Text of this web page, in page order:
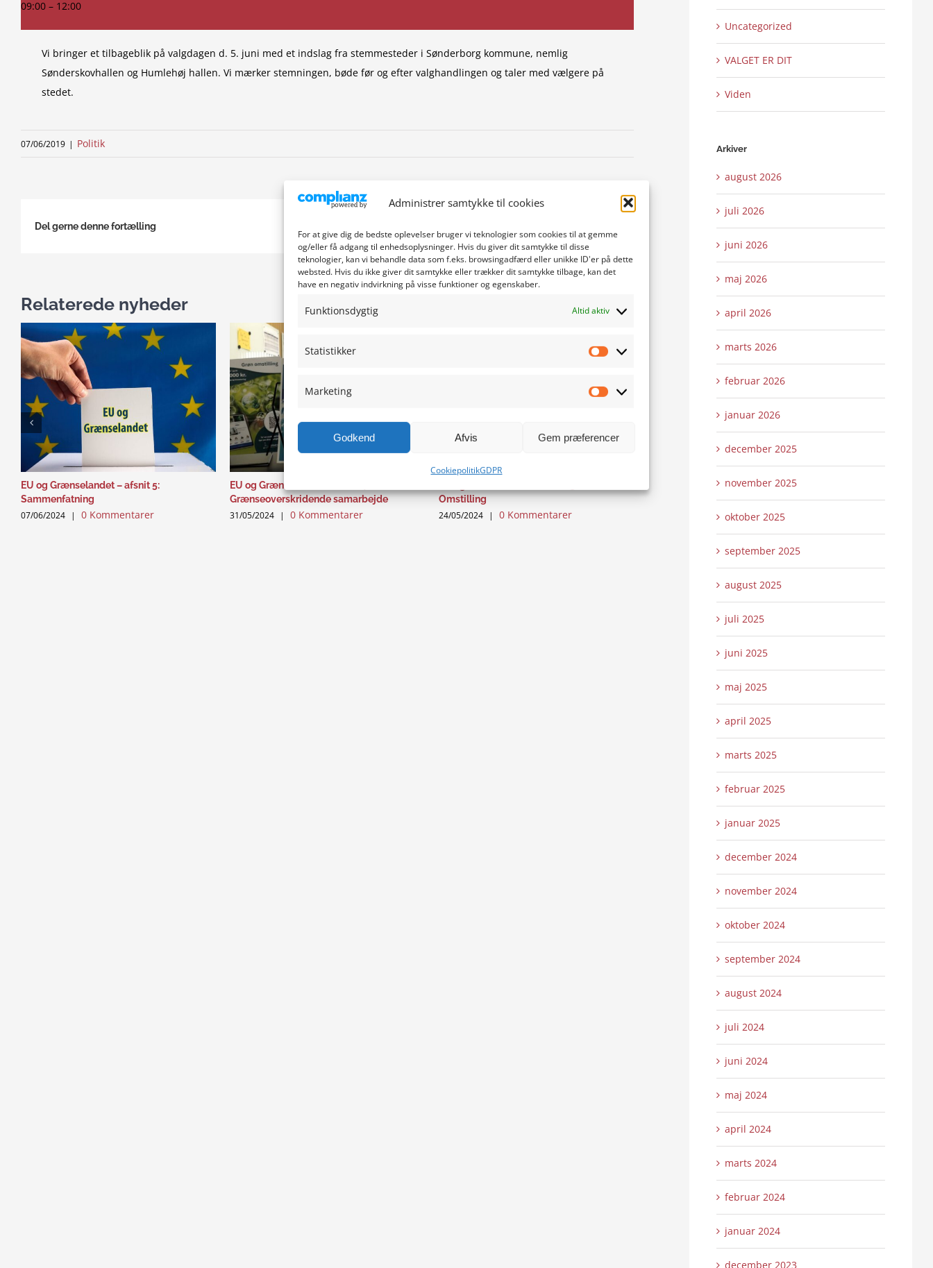
Administrer samtykke til cookies
For at give dig de bedste oplevelser bruger vi teknologier som cookies til at gemme
og/eller få adgang til enhedsoplysninger. Hvis du giver dit samtykke til disse
teknologier, kan vi behandle data som f.eks. browsingadfærd eller unikke ID'er på dette
websted. Hvis du ikke giver dit samtykke eller trækker dit samtykke tilbage, kan det
have en negativ indvirkning på visse funktioner og egenskaber.
Funktionsdygtig Altid aktiv
Statistikker
Marketing
Godkend Afvis Gem præferencer
CookiepolitikGDPR
09:00 – 12:00
Vi bringer et tilbageblik på valgdagen d. 5. juni med et indslag fra stemmesteder i Sønderborg kommune, nemlig
Sønderskovhallen og Humlehøj hallen. Vi mærker stemningen, bøde før og efter valgh­andlingen og taler med vælgere på
stedet.
07/06/2019 | Politik
Del gerne denne fortælling Facebook
X
Relaterede nyheder
EU og Grænselandet – afsnit 5:
Sammenfatning
07/06/2024 | 0 Kommentarer
EU og Grænselandet – afsnit 4:
Grænseoverskridende samarbejde
31/05/2024 | 0 Kommentarer
Omstilling
24/05/2024 | 0 Kommentarer
Den grønne omstilling i Sydjylland –
0 Kommentarer
Grænselandet
Uncategorized
VALGET ER DIT
Viden
Arkiver
august 2026
juli 2026
juni 2026
maj 2026
april 2026
marts 2026
februar 2026
januar 2026
december 2025
november 2025
oktober 2025
september 2025
august 2025
juli 2025
juni 2025
maj 2025
april 2025
marts 2025
februar 2025
januar 2025
december 2024
november 2024
oktober 2024
september 2024
august 2024
juli 2024
juni 2024
maj 2024
april 2024
marts 2024
februar 2024
januar 2024
december 2023